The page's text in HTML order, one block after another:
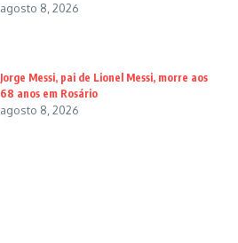
agosto 8, 2026
Jorge Messi, pai de Lionel Messi, morre aos
68 anos em Rosário
agosto 8, 2026